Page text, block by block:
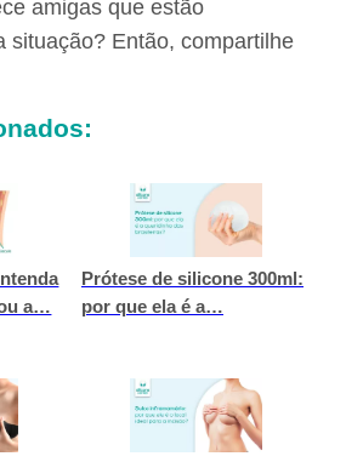
amigas que estão
situação? Então, compartilhe
a…
Prótese de silicone 300ml:
por que ela é a…